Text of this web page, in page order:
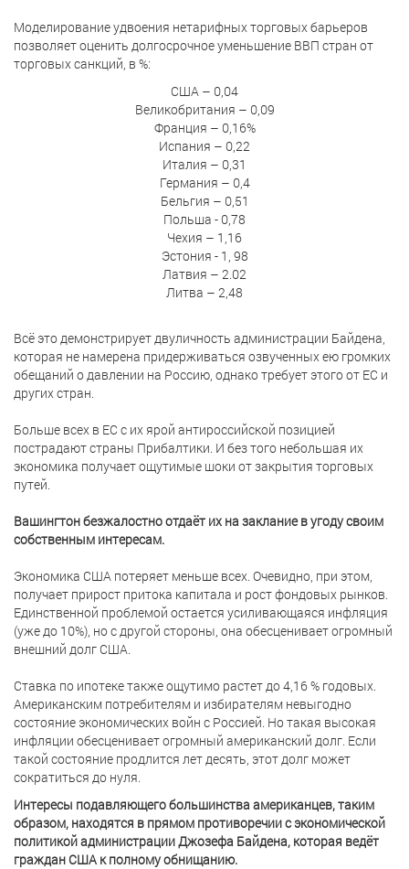
Моделирование удвоения нетарифных торговых барьеров
позволяет оценить долгосрочное уменьшение ВВП стран от
торговых санкций, в %:
США – 0,04
Великобритания – 0,09
Франция – 0,16%
Испания – 0,22
Италия – 0,31
Германия – 0,4
Бельгия – 0,51
Польша - 0,78
Чехия – 1,16
Эстония - 1, 98
Латвия – 2.02
Литва – 2,48
Всё это демонстрирует двуличность администрации Байдена,
которая не намерена придерживаться озвученных ею громких
обещаний о давлении на Россию, однако требует этого от ЕС и
других стран.
Больше всех в ЕС с их ярой антироссийской позицией
пострадают страны Прибалтики. И без того небольшая их
экономика получает ощутимые шоки от закрытия торговых
путей.
Вашингтон безжалостно отдаёт их на заклание в угоду своим
собственным интересам.
Экономика США потеряет меньше всех. Очевидно, при этом,
получает прирост притока капитала и рост фондовых рынков.
Единственной проблемой остается усиливающаяся инфляция
(уже до 10%), но с другой стороны, она обесценивает огромный
внешний долг США.
Ставка по ипотеке также ощутимо растет до 4,16 % годовых.
Американским потребителям и избирателям невыгодно
состояние экономических войн с Россией. Но такая высокая
инфляции обесценивает огромный американский долг. Если
такой состояние продлится лет десять, этот долг может
сократиться до нуля.
Интересы подавляющего большинства американцев, таким
образом, находятся в прямом противоречии с экономической
политикой администрации Джозефа Байдена, которая ведёт
граждан США к полному обнищанию.